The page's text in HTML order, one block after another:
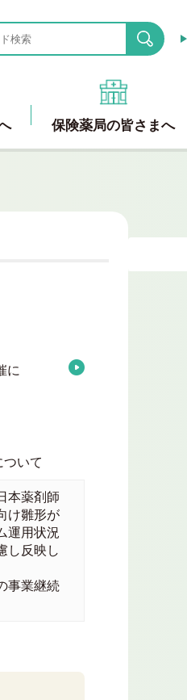
search
保険薬局の皆さまへ
に
いて
本薬剤師
け雛形が
運用状況
し反映し
事業継続